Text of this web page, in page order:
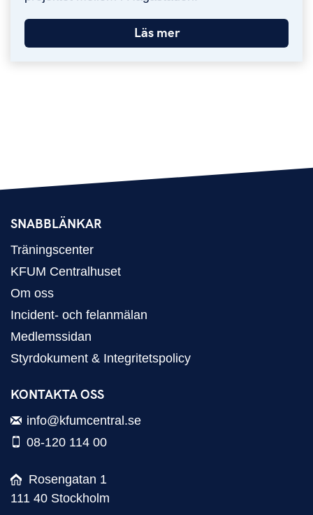
Läs mer
SNABBLÄNKAR
Träningscenter
KFUM Centralhuset
Om oss
Incident- och felanmälan
Medlemssidan
Styrdokument & Integritetspolicy
KONTAKTA OSS
info@kfumcentral.se
08-120 114 00
Rosengatan 1
111 40 Stockholm